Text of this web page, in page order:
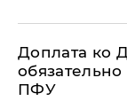
Доплата ко
ПФУ